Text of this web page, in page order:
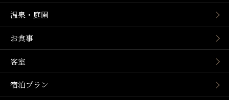
温泉・庭園
お食事
客室
宿泊プラン